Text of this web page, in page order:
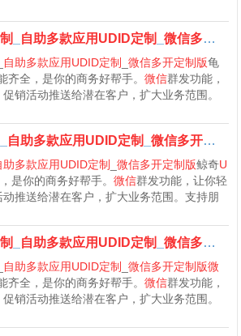
自助多款应用UDID定制 _微信多开定制版
自助多款应用UDID定制 _微信多开定制版龟
齐全，是你的商务好帮手。微信群发功能，
促销活动推送给潜在客户，扩大业务范围。
自助多款应用UDID定制 _微信多开定制版
助多款应用UDID定制 _微信多开定制版鲸奇U
是你的商务好帮手。微信群发功能，让你轻
动推送给潜在客户，扩大业务范围。支持朋
自助多款应用UDID定制 _微信多开定制版
自助多款应用UDID定制 _微信多开定制版微
齐全，是你的商务好帮手。微信群发功能，
促销活动推送给潜在客户，扩大业务范围。